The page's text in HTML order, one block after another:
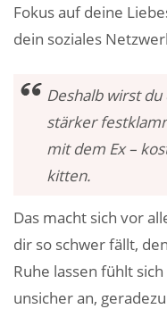
Fokus auf deine
dein soziales
Deshalb wirst
stärker
mit dem Ex –
kitten.
Das macht sich vor
dir so schwer fällt,
Ruhe lassen fühlt
unsicher an,